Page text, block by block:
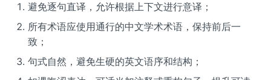
避免逐句直译，允许根据上下文进行意译；
所有术语应使用通行的中文学术术语，保持前后一
致；
句式自然，避免生硬的英文语序和结构；